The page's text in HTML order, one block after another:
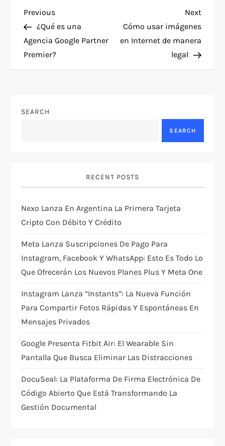
P
o
s
n
i
g
a
t
i
o
n
Previous
Post
Previous
¿Qué es una
Agencia Google Partner
Premier?
Next
Post
Next
Cómo usar imágenes
en Internet de manera
legal
SEARCH
SEARCH
RECENT POSTS
Nexo Lanza En Argentina La Primera Tarjeta
Cripto Con Débito Y Crédito
Meta Lanza Suscripciones De Pago Para
Instagram, Facebook Y WhatsApp: Esto Es Todo Lo
Que Ofrecerán Los Nuevos Planes Plus Y Meta One
Instagram Lanza “Instants”: La Nueva Función
Para Compartir Fotos Rápidas Y Espontáneas En
Mensajes Privados
Google Presenta Fitbit Air: El Wearable Sin
Pantalla Que Busca Eliminar Las Distracciones
DocuSeal: La Plataforma De Firma Electrónica De
Código Abierto Que Está Transformando La
Gestión Documental